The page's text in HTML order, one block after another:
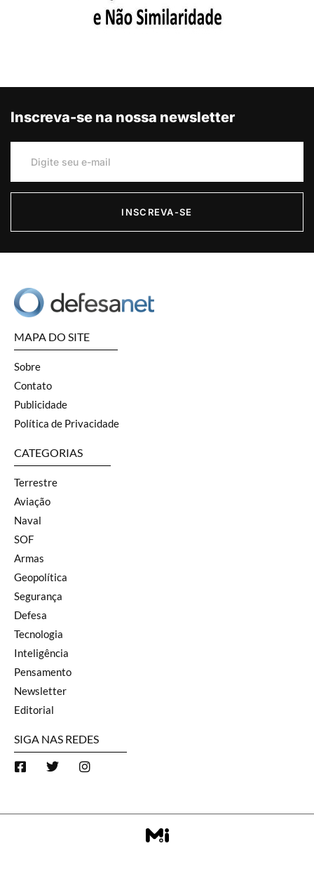
Inscreva-se na nossa newsletter
INSCREVA-SE
MAPA DO SITE
Sobre
Contato
Publicidade
Política de Privacidade
CATEGORIAS
Terrestre
Aviação
Naval
SOF
Armas
Geopolítica
Segurança
Defesa
Tecnologia
Inteligência
Pensamento
Newsletter
Editorial
SIGA NAS REDES